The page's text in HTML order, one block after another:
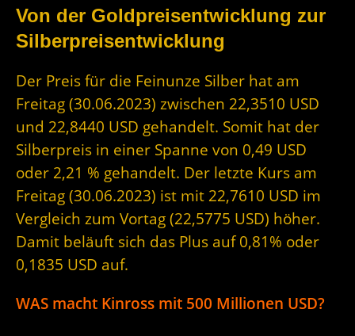
Von der Goldpreisentwicklung zur
Silberpreisentwicklung
Der Preis für die Feinunze Silber hat am
Freitag (30.06.2023) zwischen 22,3510 USD
und 22,8440 USD gehandelt. Somit hat der
Silberpreis in einer Spanne von 0,49 USD
oder 2,21 % gehandelt. Der letzte Kurs am
Freitag (30.06.2023) ist mit 22,7610 USD im
Vergleich zum Vortag (22,5775 USD) höher.
Damit beläuft sich das Plus auf 0,81% oder
0,1835 USD auf.
WAS macht Kinross mit 500 Millionen USD?